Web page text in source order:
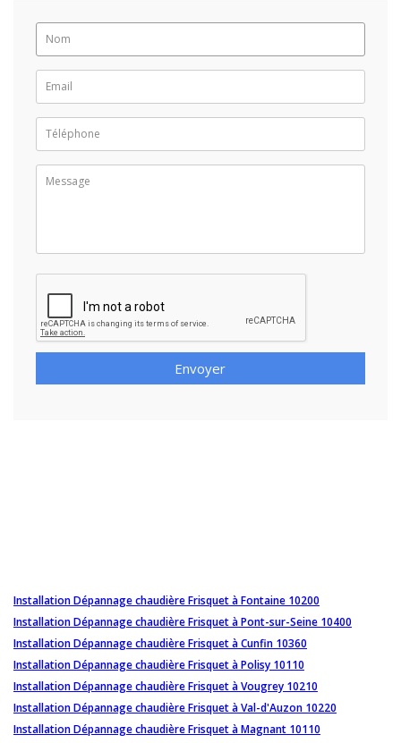
Envoyer
Installation Dépannage chaudière Frisquet à Fontaine 10200
Installation Dépannage chaudière Frisquet à Pont-sur-Seine 10400
Installation Dépannage chaudière Frisquet à Cunfin 10360
Installation Dépannage chaudière Frisquet à Polisy 10110
Installation Dépannage chaudière Frisquet à Vougrey 10210
Installation Dépannage chaudière Frisquet à Val-d'Auzon 10220
Installation Dépannage chaudière Frisquet à Magnant 10110